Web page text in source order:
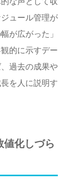
ュール管理が
が広がった」
的に示すデー
過去の成果や
を人に説明す
化しづら